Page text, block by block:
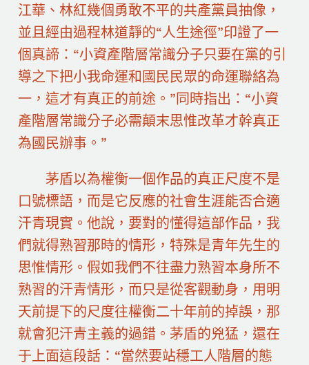
江華、林紅幾個勇敢不平的共產黨員抽像，
並且經由過程林道靜的“人生途徑”印證了一
個真諦：“小資產階層常識分子只要在黨的引
導之下把小我命運和國民民眾的命運聯絡為
一，這才有真正的前途。”同時指出：“小資
產階層常識分子必需顛末思惟改革才幹真正
為國民辦事。”
茅盾以為權衡一個作品的真正尺度不是
口號標語，而是它反應的社會生涯能否合適
汗青現實。他說，要對的懂得這部作品，我
們就得熟習那時的情形，特殊是青年先生的
思惟情形。假如我們不往盡力熟習本身所不
熟習的汗青情形，而只是從客觀動身，用明
天前提下的尺度往權衡二十年前的掉誤，那
就會犯汗青主義的過錯。茅盾的兇猛，還在
于上面這段話：“當然要站穩工人階層的態